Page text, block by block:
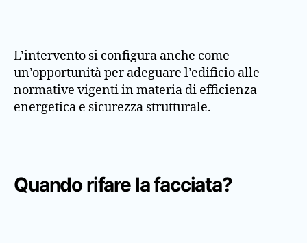
L’intervento si configura anche come
un’opportunità per adeguare l’edificio alle
normative vigenti in materia di efficienza
energetica e sicurezza strutturale.
Quando rifare la facciata?